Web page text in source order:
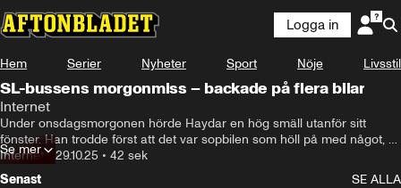
Logga in
Hem Serier Nyheter Sport Nöje Livsstil
SL-bussens morgonmiss – backade på flera bilar
Internet
Under onsdagsmorgonen hörde Haydar en hög smäll utanför sitt
fönster. Han trodde först att det var sopbilen som höll på med något,
men när han tittade ut genom sitt fönster såg han att det handlade om
något helt annat.
Internet• 29.10.25 • 42 sek
Se mer
Senast
SE ALLA